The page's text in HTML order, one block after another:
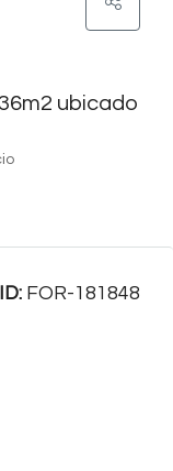
ubicado
ID: FOR-181848